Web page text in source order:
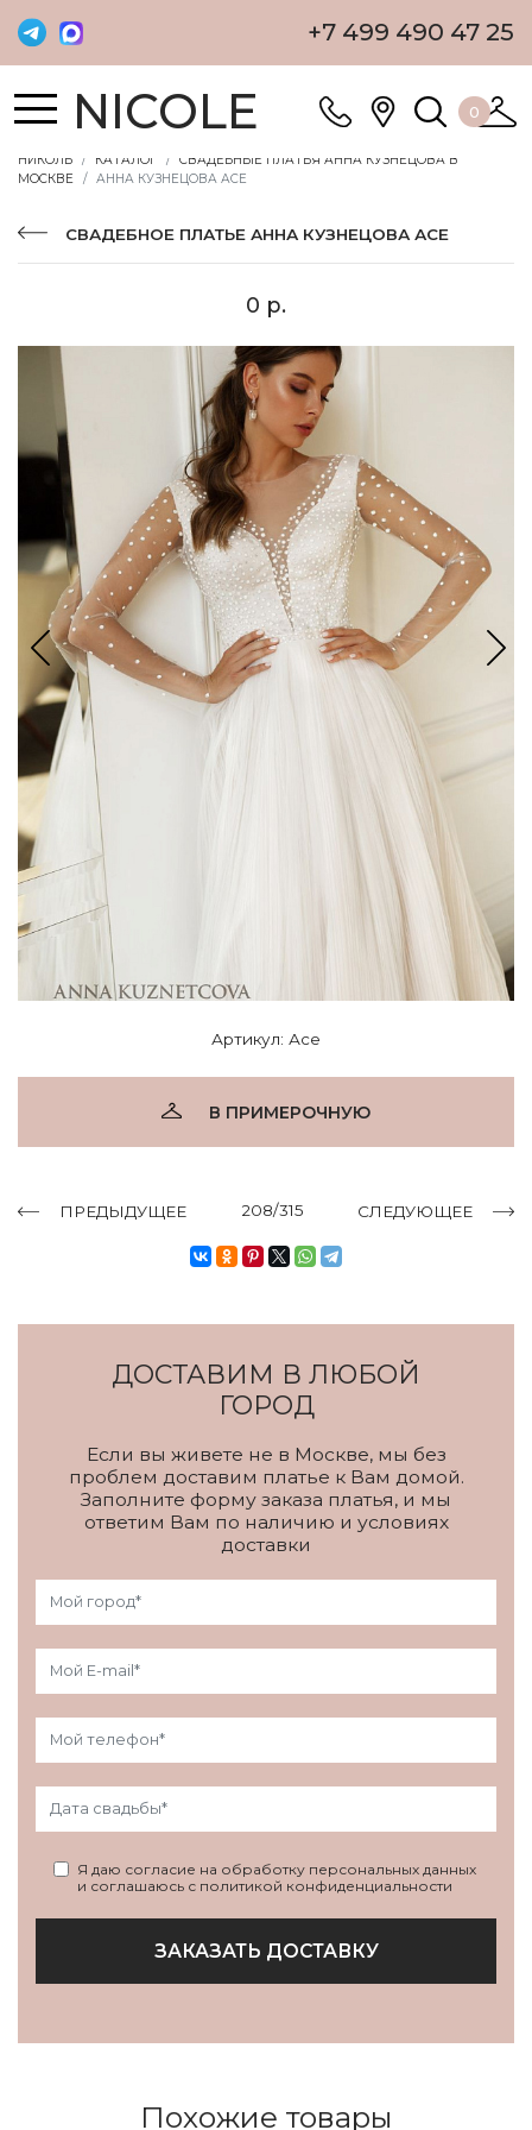
+7 499 490 47 25
NICOLE 0
НИКОЛЬ КАТАЛОГ
СВАДЕБНЫЕ ПЛАТЬЯ АННА КУЗНЕЦОВА В
МОСКВЕ
АННА КУЗНЕЦОВА АСЕ
СВАДЕБНОЕ ПЛАТЬЕ АННА КУЗНЕЦОВА АСЕ
0 р.
Артикул: Асе
В ПРИМЕРОЧНУЮ
ПРЕДЫДУЩЕЕ 208/315 СЛЕДУЮЩЕЕ
ДОСТАВИМ В ЛЮБОЙ
ГОРОД
Если вы живете не в Москве, мы без
проблем доставим платье к Вам домой.
Заполните форму заказа платья, и мы
ответим Вам по наличию и условиях
доставки
Я даю согласие на обработку персональных данных
и соглашаюсь с политикой конфиденциальности
ЗАКАЗАТЬ ДОСТАВКУ
Похожие товары